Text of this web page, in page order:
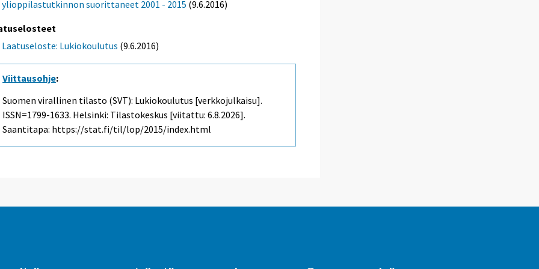
ylioppilastutkinnon suorittaneet 2001 - 2015 (9.6.2016)
Laatuseloste: Lukiokoulutus (9.6.2016)
Viittausohje:
Suomen virallinen tilasto (SVT): Lukiokoulutus [verkkojulkaisu].
ISSN=1799-1633. Helsinki: Tilastokeskus [viitattu: 6.8.2026].
Saantitapa: https://stat.fi/til/lop/2015/index.html